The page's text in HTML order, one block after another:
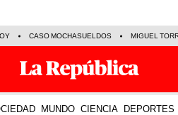
CASO MOCHASUELDOS MIGUEL
MUNDO CIENCIA DEPORTES